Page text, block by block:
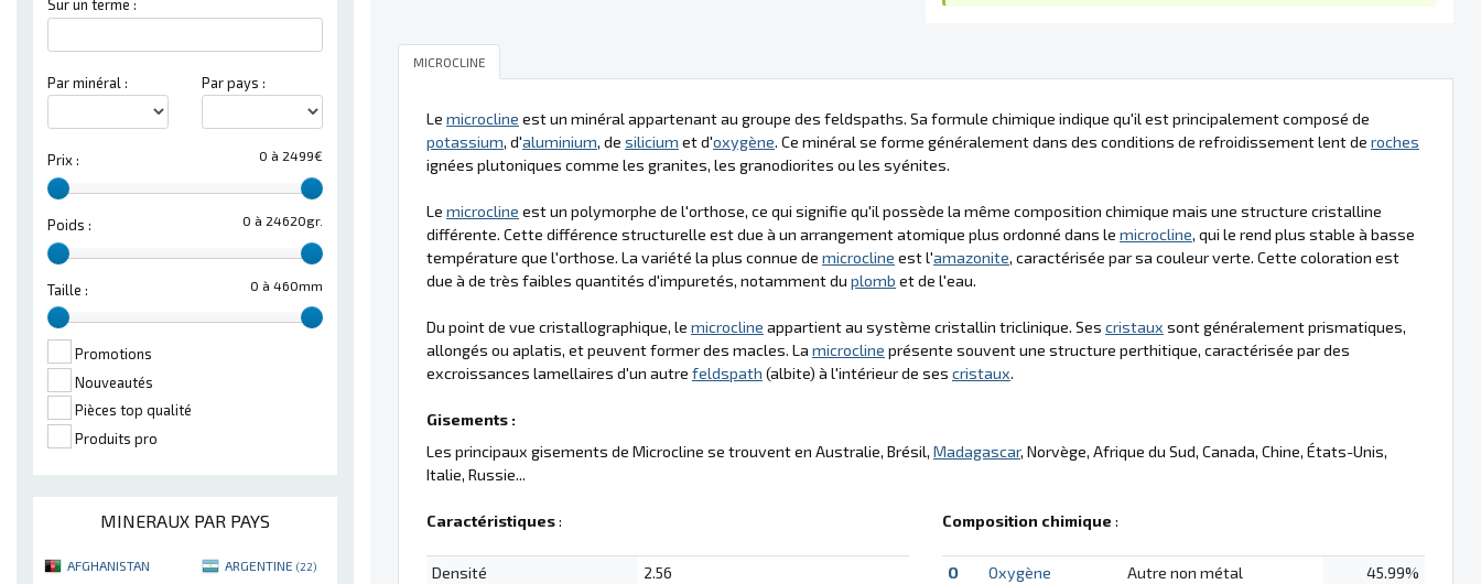
Sur un terme :
Par minéral : Par pays :
0 à 2499€
Prix :
0 à 24620gr.
Poids :
0 à 460mm
Taille :
Promotions
Nouveautés
Pièces top qualité
Produits pro
MINERAUX PAR PAYS
AFGHANISTAN ARGENTINE (22)
MICROCLINE
Le microcline est un minéral appartenant au groupe des feldspaths. Sa formule chimique indique qu'il est principalement composé de
potassium, d'aluminium, de silicium et d'oxygène. Ce minéral se forme généralement dans des conditions de refroidissement lent de roches
ignées plutoniques comme les granites, les granodiorites ou les syénites.
Le microcline est un polymorphe de l'orthose, ce qui signifie qu'il possède la même composition chimique mais une structure cristalline
différente. Cette différence structurelle est due à un arrangement atomique plus ordonné dans le microcline, qui le rend plus stable à basse
température que l'orthose. La variété la plus connue de microcline est l'amazonite, caractérisée par sa couleur verte. Cette coloration est
due à de très faibles quantités d'impuretés, notamment du plomb et de l'eau.
Du point de vue cristallographique, le microcline appartient au système cristallin triclinique. Ses cristaux sont généralement prismatiques,
allongés ou aplatis, et peuvent former des macles. La microcline présente souvent une structure perthitique, caractérisée par des
excroissances lamellaires d'un autre feldspath (albite) à l'intérieur de ses cristaux.
Gisements :
Les principaux gisements de Microcline se trouvent en Australie, Brésil, Madagascar, Norvège, Afrique du Sud, Canada, Chine, États-Unis,
Italie, Russie...
Caractéristiques:
Densité
2.56
Composition chimique :
O Oxygène Autre non métal
45.99%